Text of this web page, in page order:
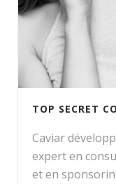
TOP SECRET
Caviar
expert en
et en